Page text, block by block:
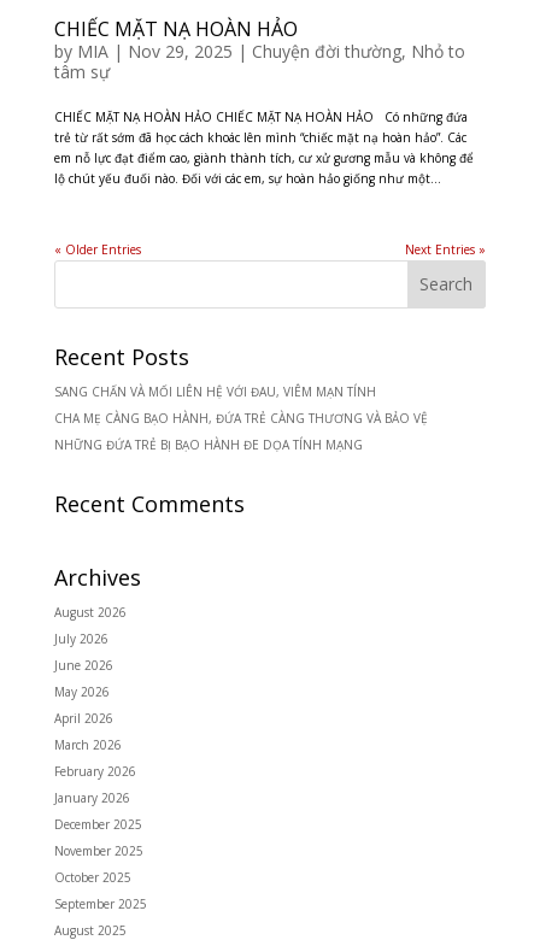
CHIẾC MẶT NẠ HOÀN HẢO
by MIA| Nov 29, 2025 | Chuyện đời thường, Nhỏ to
tâm sự
CHIẾC MẶT NẠ HOÀN HẢO CHIẾC MẶT NẠ HOÀN HẢO Có những đứa
trẻ từ rất sớm đã học cách khoác lên mình “chiếc mặt nạ hoàn hảo”. Các
em nỗ lực đạt điểm cao, giành thành tích, cư xử gương mẫu và không để
lộ chút yếu đuối nào. Đối với các em, sự hoàn hảo giống như một...
« Older Entries Next Entries »
Recent Posts
SANG CHẤN VÀ MỐI LIÊN HỆ VỚI ĐAU, VIÊM MẠN TÍNH
CHA MẸ CÀNG BẠO HÀNH, ĐỨA TRẺ CÀNG THƯƠNG VÀ BẢO VỆ
NHỮNG ĐỨA TRẺ BỊ BẠO HÀNH ĐE DỌA TÍNH MẠNG
Recent Comments
Archives
August 2026
July 2026
June 2026
May 2026
April 2026
March 2026
February 2026
January 2026
December 2025
November 2025
October 2025
September 2025
August 2025